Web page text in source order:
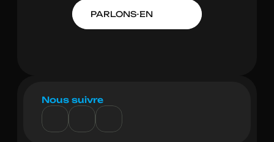
PARLONS-EN
Nous suivre